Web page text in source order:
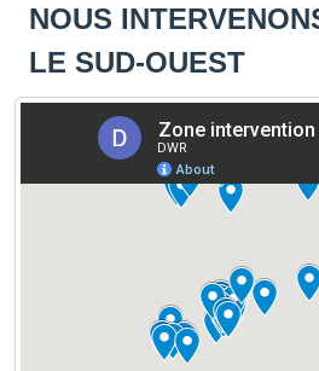
NOUS
LE SUD-OUEST